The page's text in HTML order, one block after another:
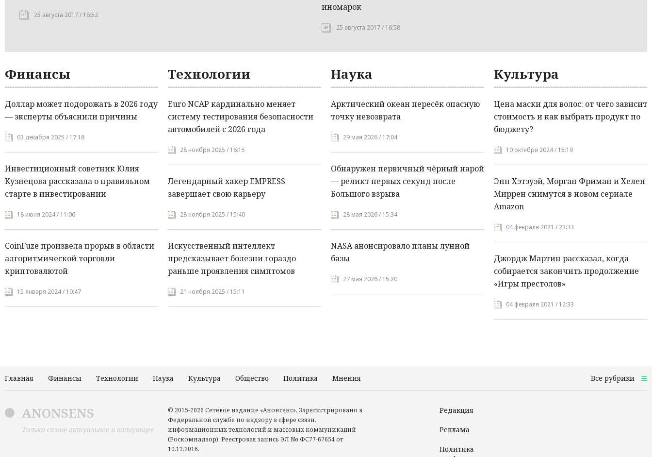
25 августа 2017 / 16:52
иномарок
25 августа 2017 / 16:58
Финансы
Доллар может подорожать в 2026 году
— эксперты объяснили причины
03 декабря 2025 / 17:18
Инвестиционный советник Юлия
Кузнецова рассказала о правильном
старте в инвестировании
18 июня 2024 / 11:06
CoinFuze произвела прорыв в области
алгоритмической торговли
криптовалютой
15 января 2024 / 10:47
Технологии
Euro NCAP кардинально меняет
систему тестирования безопасности
автомобилей с 2026 года
28 ноября 2025 / 16:15
Легендарный хакер EMPRESS
завершает свою карьеру
28 ноября 2025 / 15:40
Искусственный интеллект
предсказывает болезни гораздо
раньше проявления симптомов
21 ноября 2025 / 15:11
Наука
Арктический океан пересёк опасную
точку невозврата
29 мая 2026 / 17:04
Обнаружен первичный чёрный нарой
— реликт первых секунд после
Большого взрыва
28 мая 2026 / 15:34
NASA анонсировало планы лунной
базы
27 мая 2026 / 15:20
Культура
Цена маски для волос: от чего зависит
стоимость и как выбрать продукт по
бюджету?
10 октября 2024 / 15:19
Энн Хэтэуэй, Морган Фриман и Хелен
Миррен снимутся в новом сериале
Amazon
04 февраля 2021 / 23:33
Джордж Мартин рассказал, когда
собирается закончить продолжение
«Игры престолов»
04 февраля 2021 / 12:33
Главная Финансы Технологии Наука Культура Общество Политика Мнения Все рубрики
ANONSENS
Только самое актуальное и волнующее
© 2015-2026 Сетевое издание «Анонсенс». Зарегистрировано в
Федеральной службе по надзору в сфере связи,
информационных технологий и массовых коммуникаций
(Роскомнадзор). Реестровая запись ЭЛ No ФС77-67654 от
10.11.2016.
Редакция
Реклама
Политика